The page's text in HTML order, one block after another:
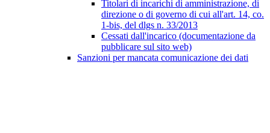
Titolari di incarichi di amministrazione, di
direzione o di governo di cui all'art. 14, co.
1-bis, del dlgs n. 33/2013
Cessati dall'incarico (documentazione da
pubblicare sul sito web)
Sanzioni per mancata comunicazione dei dati